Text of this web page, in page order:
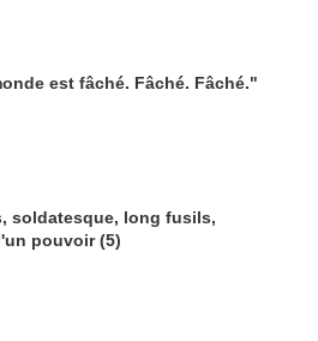
est fâché. Fâché. Fâché."
soldatesque, long fusils,
pouvoir (5)